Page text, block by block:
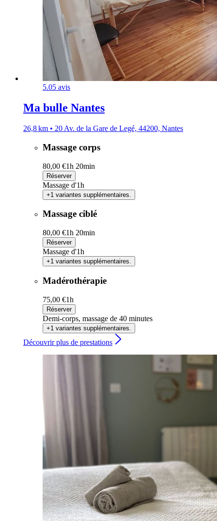
5.05 avis
Ma bulle Nantes
26,8 km • 20 Av. de la Gare de Legé, 44200, Nantes
Massage corps
80,00 €1h 20min
Réserver
Massage d'1h
+1 variantes supplémentaires.
Massage ciblé
80,00 €1h 20min
Réserver
Massage d'1h
+1 variantes supplémentaires.
Madérothérapie
75,00 €1h
Réserver
Demi-corps, massage de 40 minutes
+1 variantes supplémentaires.
Découvrir plus de prestations